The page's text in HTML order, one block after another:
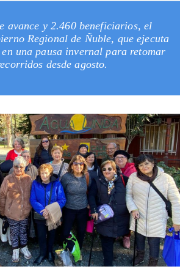
avance y 2.460 beneficiarios, el
Regional de Ñuble, que ejecuta
una pausa invernal para retomar
desde agosto.